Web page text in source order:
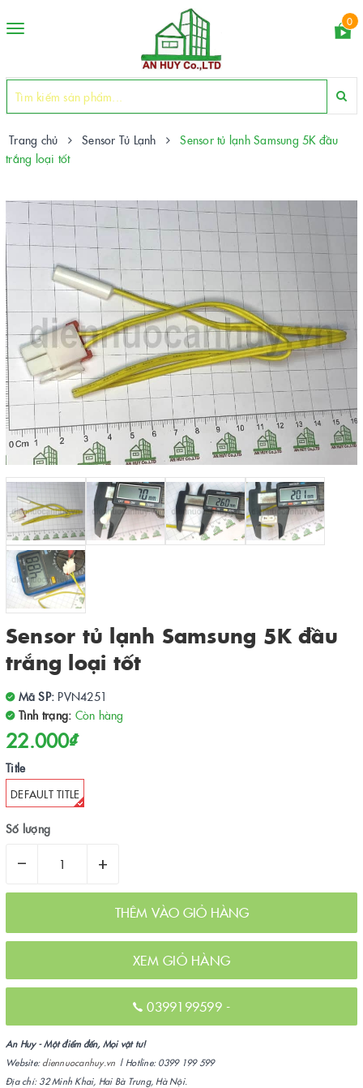
Toggle
0
Trang chủ Sensor Tủ Lạnh
Sensor tủ lạnh Samsung 5K đầu
trắng loại tốt
Sensor tủ lạnh Samsung 5K đầu
trắng loại tốt
Mã SP: PVN4251
Tình trạng: Còn hàng
22.000₫
Title
DEFAULT TITLE
Số lượng
– +
THÊM VÀO GIỎ HÀNG
XEM GIỎ HÀNG
0399199599 -
An Huy - Một điểm đến, Mọi vật tư!
Website: diennuocanhuy.vn | Hotline: 0399 199 599
Địa chỉ: 32 Minh Khai, Hai Bà Trưng, Hà Nội.